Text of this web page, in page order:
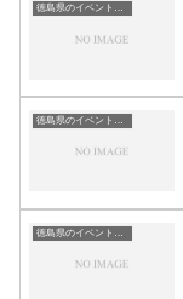
徳島県のイベント会場一覧
徳島県のイベント会場一覧